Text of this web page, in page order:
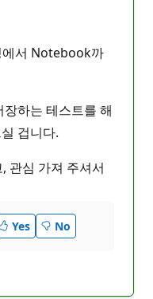
에서 Notebook까
하는 테스트를 해
겁니다.
관심 가져 주셔서
Yes No